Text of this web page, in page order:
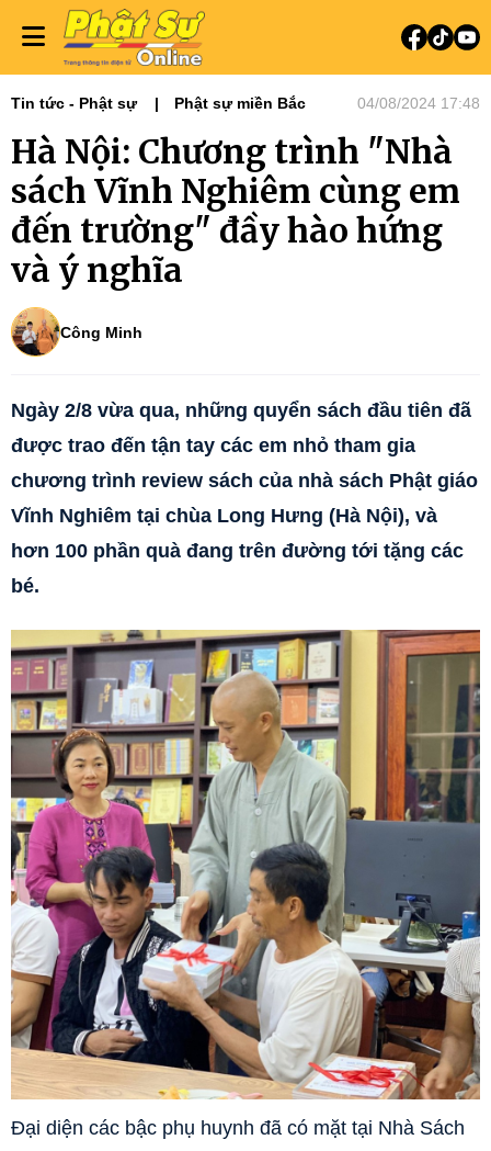
Tin tức - Phật sự Phật sự miền Bắc 04/08/2024 17:48
Hà Nội: Chương trình "Nhà
sách Vĩnh Nghiêm cùng em
đến trường" đầy hào hứng
và ý nghĩa
Công Minh
Ngày 2/8 vừa qua, những quyển sách đầu tiên đã
được trao đến tận tay các em nhỏ tham gia
chương trình review sách của nhà sách Phật giáo
Vĩnh Nghiêm tại chùa Long Hưng (Hà Nội), và
hơn 100 phần quà đang trên đường tới tặng các
bé.
Đại diện các bậc phụ huynh đã có mặt tại Nhà Sách